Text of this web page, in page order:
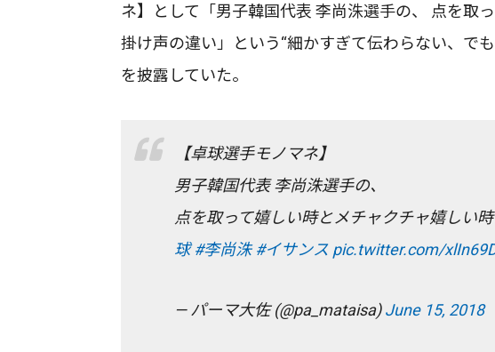
ネ】として「男子韓国代表 李尚洙選手の、 点を取
掛け声の違い」という“細かすぎて伝わらない、で
を披露していた。
【卓球選手モノマネ】
男子韓国代表 李尚洙選手の、
点を取って嬉しい時とメチャクチャ嬉しい時
球 #李尚洙 #イサンス pic.twitter.com/
— パーマ大佐 (@pa_mataisa)June 15, 2018